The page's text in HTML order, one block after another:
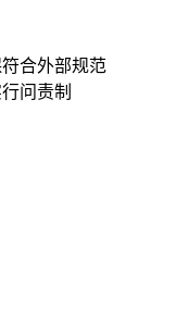
合外部规范
问责制